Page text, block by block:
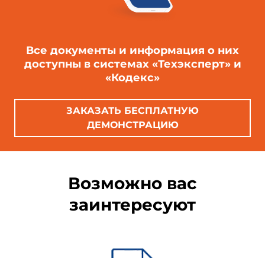
Все документы и информация о них
доступны в системах «Техэксперт» и
«Кодекс»
ЗАКАЗАТЬ БЕСПЛАТНУЮ
ДЕМОНСТРАЦИЮ
Возможно вас
заинтересуют